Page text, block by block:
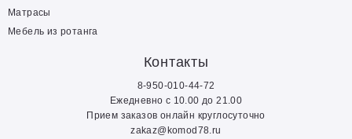
Матрасы
Мебель из ротанга
Контакты
8-950-010-44-72
Ежедневно с 10.00 до 21.00
Прием заказов онлайн круглосуточно
zakaz@komod78.ru